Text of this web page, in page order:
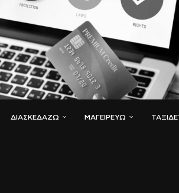
ΔΙΑΣΚΕΔΆΖΩ ΜΑΓΕΙΡΕΎΩ